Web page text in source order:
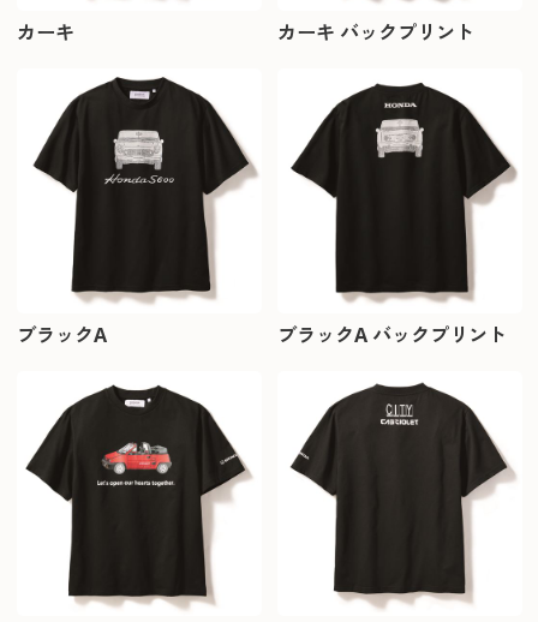
カーキ カーキ バックプリント
ブラックA ブラックA バックプリント